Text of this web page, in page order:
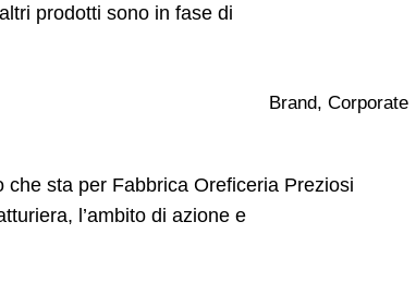
prodotti sono in fase di
Brand, Corporate
che sta per Fabbrica Oreficeria Preziosi
l’ambito di azione e